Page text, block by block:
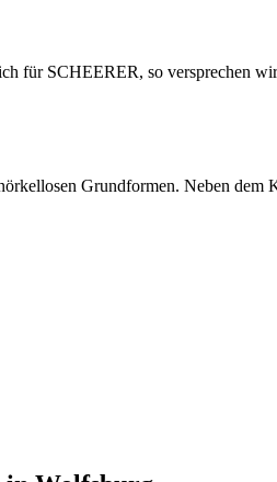
für SCHEERER, so versprechen
Grundformen. Neben dem